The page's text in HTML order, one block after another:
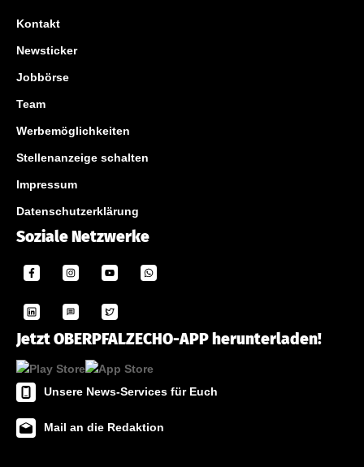
Kontakt
Newsticker
Jobbörse
Team
Werbemöglichkeiten
Stellenanzeige schalten
Impressum
Datenschutzerklärung
Soziale Netzwerke
Jetzt OBERPFALZECHO-APP herunterladen!
Unsere News-Services für Euch
Mail an die Redaktion